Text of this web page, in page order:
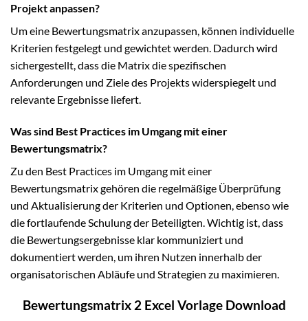
Projekt anpassen?
Um eine Bewertungsmatrix anzupassen, können individuelle
Kriterien festgelegt und gewichtet werden. Dadurch wird
sichergestellt, dass die Matrix die spezifischen
Anforderungen und Ziele des Projekts widerspiegelt und
relevante Ergebnisse liefert.
Was sind Best Practices im Umgang mit einer
Bewertungsmatrix?
Zu den Best Practices im Umgang mit einer
Bewertungsmatrix gehören die regelmäßige Überprüfung
und Aktualisierung der Kriterien und Optionen, ebenso wie
die fortlaufende Schulung der Beteiligten. Wichtig ist, dass
die Bewertungsergebnisse klar kommuniziert und
dokumentiert werden, um ihren Nutzen innerhalb der
organisatorischen Abläufe und Strategien zu maximieren.
Bewertungsmatrix 2 Excel Vorlage Download